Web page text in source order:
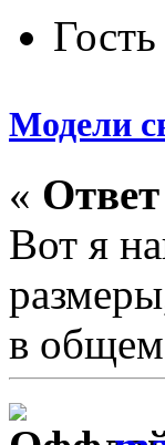
Гость
Модели
«
Вот я
в общем